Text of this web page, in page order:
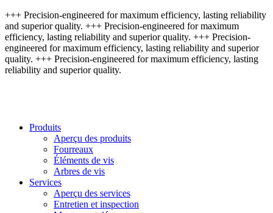
+++ Precision-engineered for maximum efficiency, lasting reliability
and superior quality. +++ Precision-engineered for maximum
efficiency, lasting reliability and superior quality. +++ Precision-
engineered for maximum efficiency, lasting reliability and superior
quality. +++ Precision-engineered for maximum efficiency, lasting
reliability and superior quality.
Produits
Aperçu des produits
Fourreaux
Éléments de vis
Arbres de vis
Services
Aperçu des services
Entretien et inspection